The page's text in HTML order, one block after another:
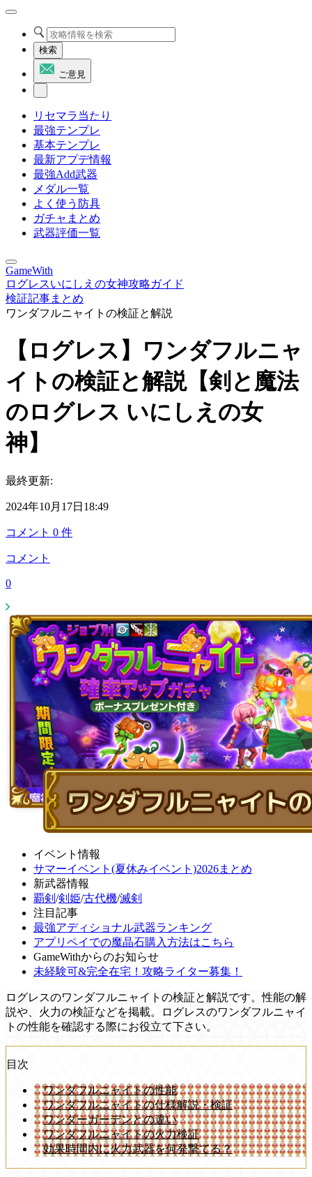
検索
ご意見
リセマラ当たり
最強テンプレ
基本テンプレ
最新アプデ情報
最強Add武器
メダル一覧
よく使う防具
ガチャまとめ
武器評価一覧
GameWith
ログレスいにしえの女神攻略ガイド
検証記事まとめ
ワンダフルニャイトの検証と解説
【ログレス】ワンダフルニャ
イトの検証と解説【剣と魔法
のログレス いにしえの女
神】
最終更新:
2024年10月17日18:49
コメント 0 件
コメント
0
イベント情報
サマーイベント(夏休みイベント)2026まとめ
新武器情報
覇剣 /剣姫/古代機/滅剣
注目記事
最強アディショナル武器ランキング
アプリペイでの魔晶石購入方法はこちら
GameWithからのお知らせ
未経験可&完全在宅！攻略ライター募集！
ログレスのワンダフルニャイトの検証と解説です。性能の解
説や、火力の検証などを掲載。ログレスのワンダフルニャイ
トの性能を確認する際にお役立て下さい。
目次
ワンダフルニャイトの性能
ワンダフルニャイトの仕様解説・検証
ワンダーガーデンとの違い
ワンダフルニャイトの火力検証
効果時間内に火力武器を何発撃てる？